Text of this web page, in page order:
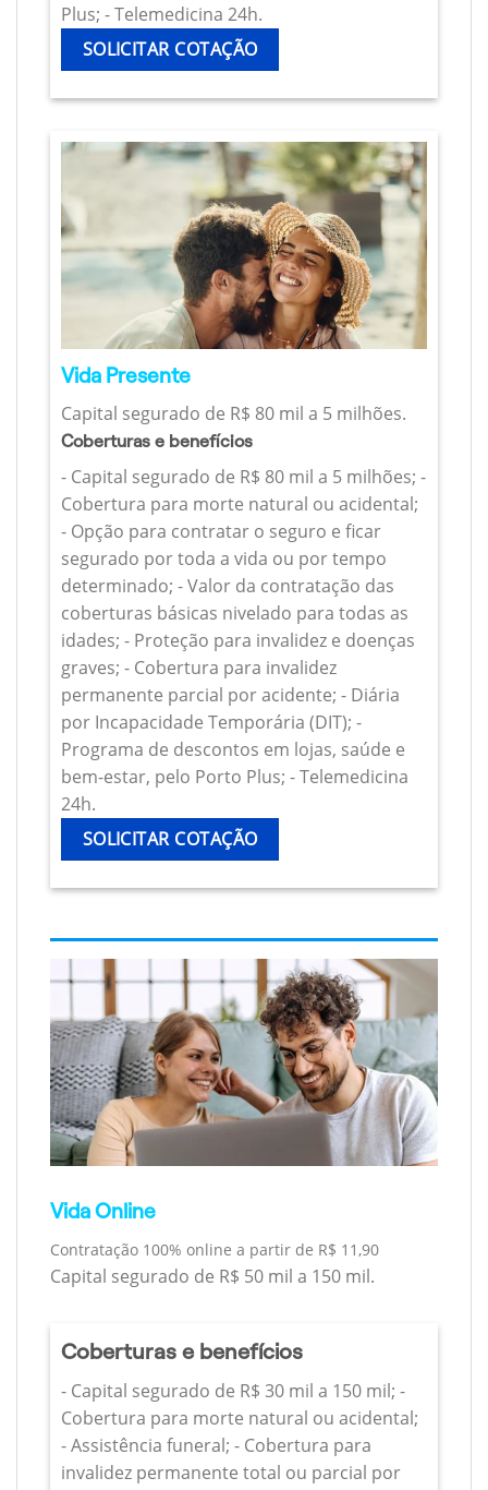
Plus; - Telemedicina 24h.
SOLICITAR COTAÇÃO
Vida Presente
Capital segurado de R$ 80 mil a 5 milhões.
Coberturas e benefícios
- Capital segurado de R$ 80 mil a 5 milhões; -
Cobertura para morte natural ou acidental;
- Opção para contratar o seguro e ficar
segurado por toda a vida ou por tempo
determinado; - Valor da contratação das
coberturas básicas nivelado para todas as
idades; - Proteção para invalidez e doenças
graves; - Cobertura para invalidez
permanente parcial por acidente; - Diária
por Incapacidade Temporária (DIT); -
Programa de descontos em lojas, saúde e
bem-estar, pelo Porto Plus; - Telemedicina
24h.
SOLICITAR COTAÇÃO
Vida Online
Contratação 100% online a partir de R$ 11,90
Capital segurado de R$ 50 mil a 150 mil.
Coberturas e benefícios
- Capital segurado de R$ 30 mil a 150 mil; -
Cobertura para morte natural ou acidental;
- Assistência funeral; - Cobertura para
invalidez permanente total ou parcial por